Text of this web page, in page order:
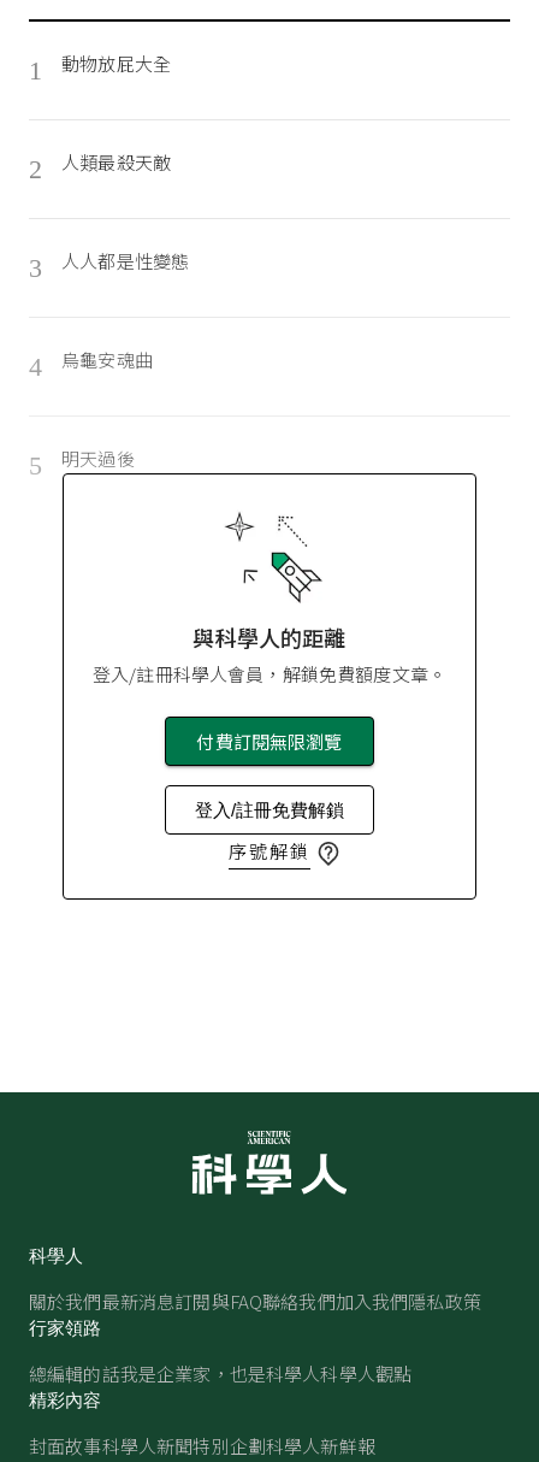
1 動物放屁大全
2 人類最殺天敵
3 人人都是性變態
4 烏龜安魂曲
5 明天過後
與科學人的距離
登入/註冊科學人會員，解鎖免費額度文章。
付費訂閱無限瀏覽
登入/註冊免費解鎖
序號解鎖
科學人
關於我們最新消息訂閱與FAQ聯絡我們加入我們隱私政策
行家領路
總編輯的話我是企業家，也是科學人科學人觀點
精彩內容
封面故事科學人新聞特別企劃科學人新鮮報